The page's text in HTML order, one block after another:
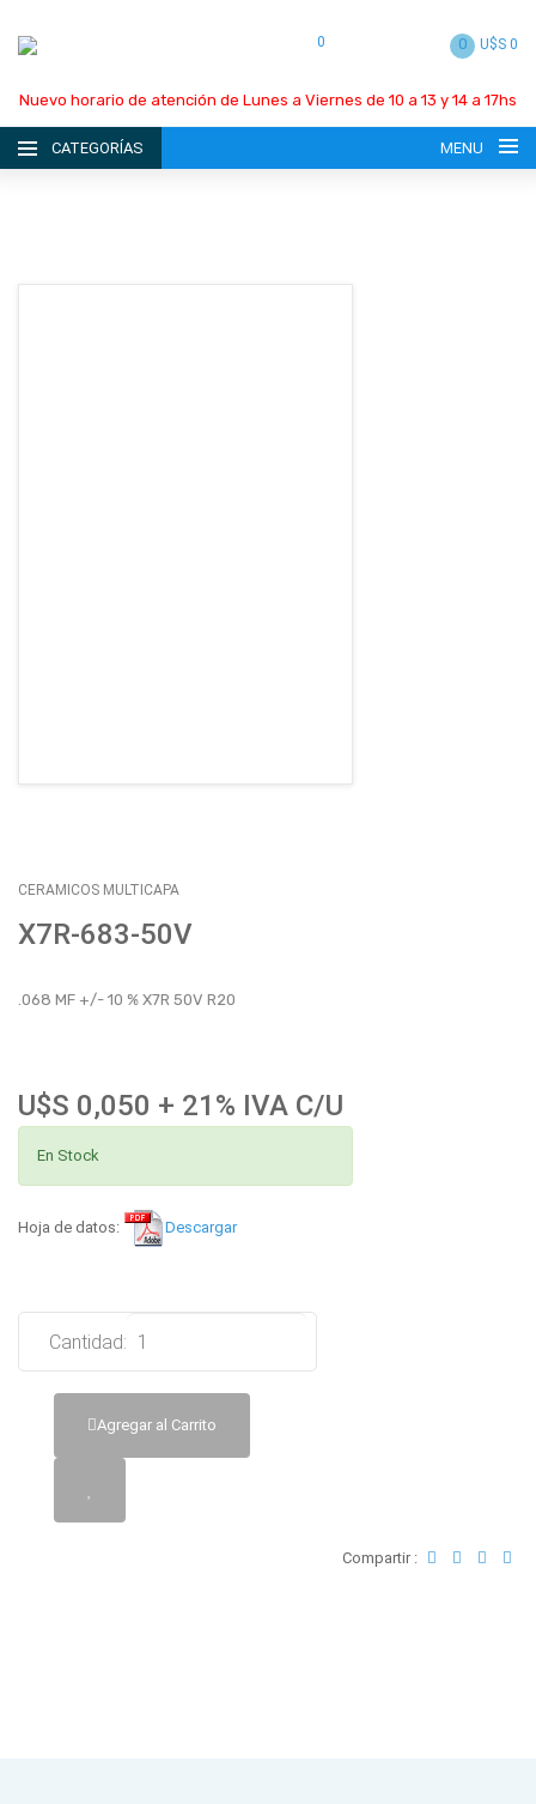
0 0 U$S 0
Nuevo horario de atención de Lunes a Viernes de 10 a 13 y 14 a 17hs
CATEGORÍAS MENU
CERAMICOS MULTICAPA
X7R-683-50V
.068 MF +/- 10 % X7R 50V R20
U$S 0,050 + 21% IVA C/U
En Stock
Hoja de datos: Descargar
Cantidad:
Agregar al Carrito
Compartir :